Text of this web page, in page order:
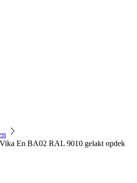
En BA02 RAL 9010 gelakt opdek